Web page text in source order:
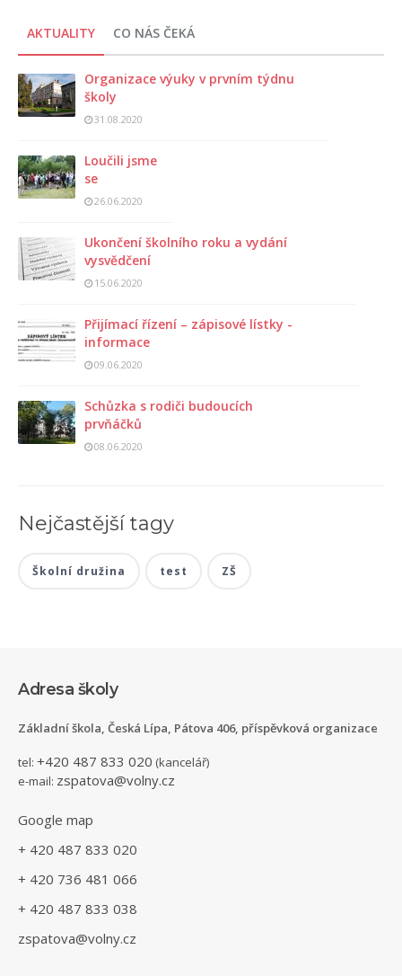
AKTUALITY CO NÁS ČEKÁ
Organizace výuky v prvním týdnu
školy
31.08.2020
Loučili jsme
se
26.06.2020
Ukončení školního roku a vydání
vysvědčení
15.06.2020
Přijímací řízení – zápisové lístky -
informace
09.06.2020
Schůzka s rodiči budoucích
prvňáčků
08.06.2020
Nejčastější tagy
Školní družina test ZŠ
Adresa školy
Základní škola, Česká Lípa, Pátova 406, příspěvková organizace
tel: +420 487 833 020 (kancelář)
e-mail: zspatova@volny.cz
Google map
+ 420 487 833 020
+ 420 736 481 066
+ 420 487 833 038
zspatova@volny.cz